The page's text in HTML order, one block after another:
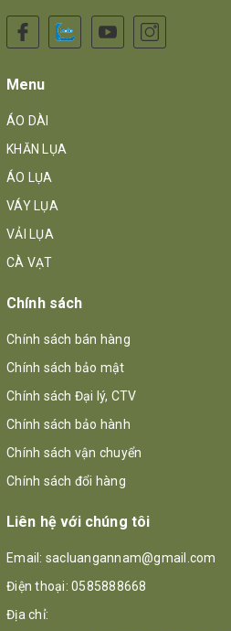
Menu
ÁO DÀI
KHĂN LỤA
ÁO LỤA
VÁY LỤA
VẢI LỤA
CÀ VẠT
Chính sách
Chính sách bán hàng
Chính sách bảo mật
Chính sách Đại lý, CTV
Chính sách bảo hành
Chính sách vận chuyển
Chính sách đổi hàng
Liên hệ với chúng tôi
Email: sacluangannam@gmail.com
Điện thoại: 0585888668
Địa chỉ: